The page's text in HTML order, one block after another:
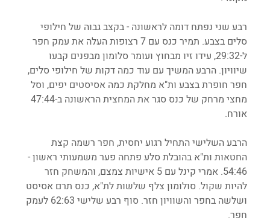
רבע שני נפתח דומה לראשונה - בקצב גבוה של חילופי
סלים בצבע. תמיר כנס עם 7 רצופות העלה את עמק חפר
ל-29:32, עידו זיו מבחוץ ועומר סלומון מבפנים קבעו
שיוויון. הרבע המשיך עם עוד כמה דקות של חילופי סלים,
חפר חופרת בצבע ות"א מחלקת כמה אסיסטים יפים, וסל
אורח.
הרבע השלישי התחיל רגוע יחסית, חפר רשמה קצת
החטאות ות"א בהובלת סלע פתחה פער משמעותי ראשון -
54:46. אמרי קינל עם 5 אישיות צמצם, והמשחק חזר
להיות שקול. סולומון צלף שלשות לת"א, כנס תרם אסיסט
ושלשה בחפר והשוויון חזר. סוף רבע שלישי 62:63 לעמק
חפר.